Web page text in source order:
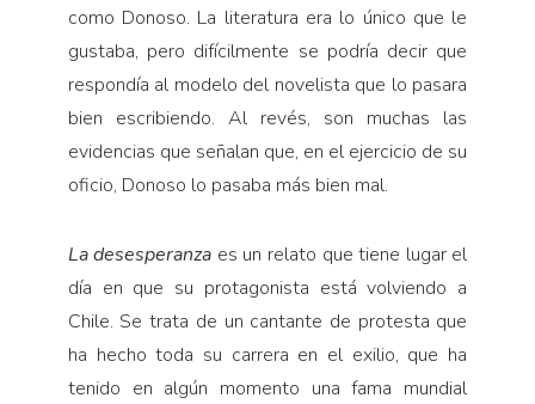
como Donoso. La literatura era lo único que le
gustaba, pero difícilmente se podría decir que
respondía al modelo del novelista que lo pasara
bien escribiendo. Al revés, son muchas las
evidencias que señalan que, en el ejercicio de su
oficio, Donoso lo pasaba más bien mal.
La desesperanza es un relato que tiene lugar el
día en que su protagonista está volviendo a
Chile. Se trata de un cantante de protesta que
ha hecho toda su carrera en el exilio, que ha
tenido en algún momento una fama mundial